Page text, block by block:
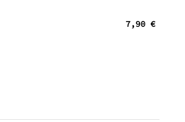
7,90 €